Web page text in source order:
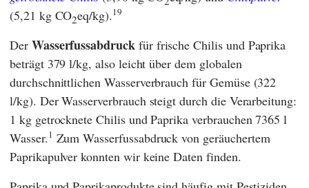
(5,21 kg CO2eq/kg).19
Der Wasserfussabdruck für frische Chilis und Paprika
beträgt 379 l/kg, also leicht über dem globalen
durchschnittlichen Wasserverbrauch für Gemüse (322
l/kg). Der Wasserverbrauch steigt durch die Verarbeitung:
1 kg getrocknete Chilis und Paprika verbrauchen 7365 l
Wasser.1 Zum Wasserfussabdruck von geräuchertem
Paprikapulver konnten wir keine Daten finden.